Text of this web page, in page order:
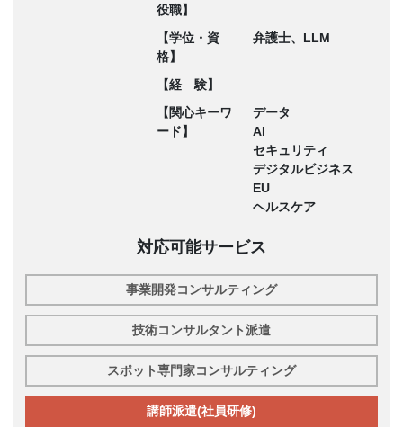
役職】
【学位・資
格】
弁護士、LLM
【経 験】
【関心キーワ
ード】
データ
AI
セキュリティ
デジタルビジネス
EU
ヘルスケア
対応可能サービス
事業開発コンサルティング
技術コンサルタント派遣
スポット専門家コンサルティング
講師派遣(社員研修)